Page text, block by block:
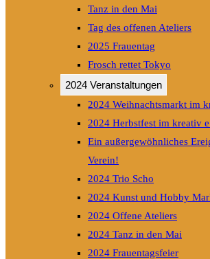
Tanz in den Mai
Tag des offenen Ateliers
2025 Frauentag
Frosch rettet Tokyo
2024 Veranstaltungen
2024 Weihnachtsmarkt im
2024 Herbstfest im kreativ
Ein außergewöhnliches
Verein!
2024 Trio Scho
2024 Kunst und Hobby
2024 Offene Ateliers
2024 Tanz in den Mai
2024 Frauentagsfeier